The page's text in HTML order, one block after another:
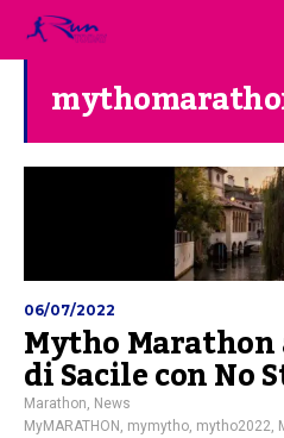
06/07/2022
Mytho
di Sacile con No
Marathon News
MyMARATHON mymytho mytho2022